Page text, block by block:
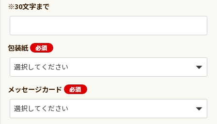
※30文字まで
包装紙
メッセージカード